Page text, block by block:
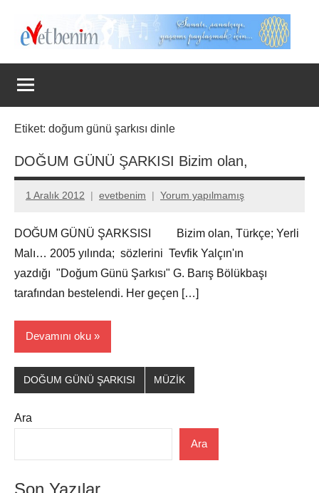
Evet
Benim
Etiket: doğum günü şarkısı dinle
DOĞUM GÜNÜ ŞARKISI Bizim olan,
1 Aralık 2012 evetbenim Yorum yapılmamış
DOĞUM GÜNÜ ŞARKSISI Bizim olan, Türkçe; Yerli
Malı… 2005 yılında; sözlerini Tevfik Yalçın'ın
yazdığı "Doğum Günü Şarkısı" G. Barış Bölükbaşı
tarafından bestelendi. Her geçen […]
Devamını oku
DOĞUM GÜNÜ ŞARKISI MÜZİK
Ara
Ara
Son Yazılar